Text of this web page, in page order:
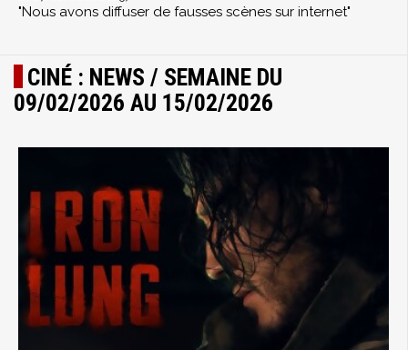
"Nous avons diffuser de fausses scènes sur internet"
CINÉ : NEWS / SEMAINE DU
09/02/2026 AU 15/02/2026